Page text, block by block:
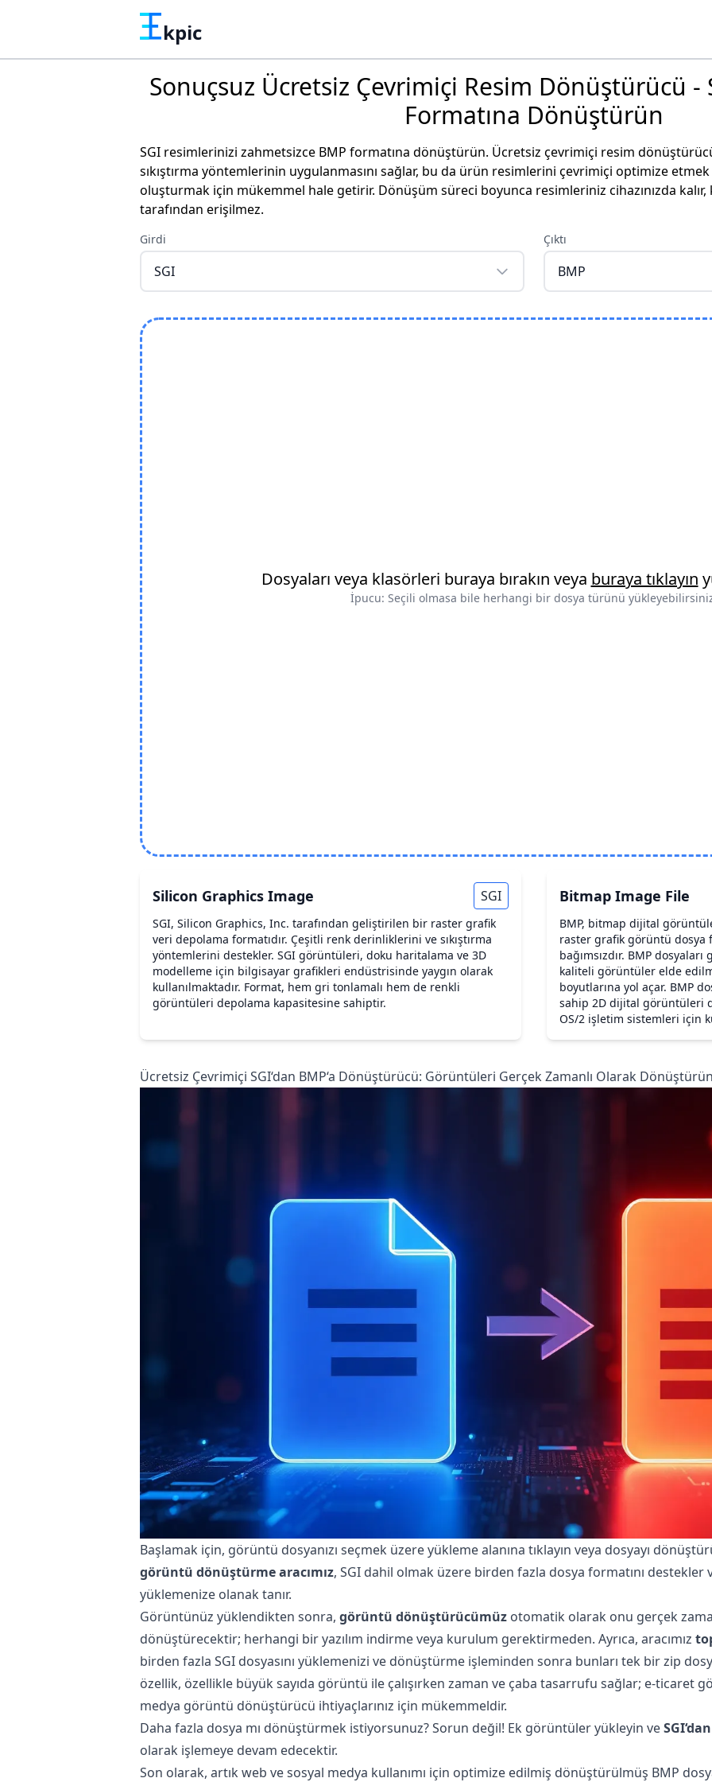
kpic
Sonuçsuz Ücretsiz Çevrimiçi Resim Dönüştürücü -
Formatına Dönüştürün
SGI resimlerinizi zahmetsizce BMP formatına dönüştürün. Ücretsiz çevrimiçi resim
sıkıştırma yöntemlerinin uygulanmasını sağlar, bu da ürün resimlerini çevrimiçi optimize
oluşturmak için mükemmel hale getirir. Dönüşüm süreci boyunca resimleriniz cihazınızda
tarafından erişilmez.
Girdi
SGI
Çıktı
BMP
Dosyaları veya klasörleri buraya bırakın veya buraya tıklayın
İpucu: Seçili olmasa bile herhangi bir dosya türünü
Silicon Graphics Image SGI
SGI, Silicon Graphics, Inc. tarafından geliştirilen bir raster grafik
veri depolama formatıdır. Çeşitli renk derinliklerini ve sıkıştırma
yöntemlerini destekler. SGI görüntüleri, doku haritalama ve 3D
modelleme için bilgisayar grafikleri endüstrisinde yaygın olarak
kullanılmaktadır. Format, hem gri tonlamalı hem de renkli
görüntüleri depolama kapasitesine sahiptir.
Bitmap Image File
BMP, bitmap dijital
raster grafik görüntü dosya
bağımsızdır. BMP
kaliteli görüntüler elde
boyutlarına yol açar. BMP
sahip 2D dijital görüntüleri
OS/2 işletim sistemleri için
Ücretsiz Çevrimiçi SGI‘dan BMP‘a Dönüştürücü: Görüntüleri Gerçek Zamanlı Olarak
Başlamak için, görüntü dosyanızı seçmek üzere yükleme alanına tıklayın veya dosyayı
görüntü dönüştürme aracımız, SGI dahil olmak üzere birden fazla dosya formatını
yüklemenize olanak tanır.
Görüntünüz yüklendikten sonra, görüntü dönüştürücümüz otomatik olarak onu gerçek
dönüştürecektir; herhangi bir yazılım indirme veya kurulum gerektirmeden. Ayrıca, aracımız
birden fazla SGI dosyasını yüklemenizi ve dönüştürme işleminden sonra bunları tek bir zip
özellik, özellikle büyük sayıda görüntü ile çalışırken zaman ve çaba tasarrufu sağlar; e-ticaret
medya görüntü dönüştürücü ihtiyaçlarınız için mükemmeldir.
Daha fazla dosya mı dönüştürmek istiyorsunuz? Sorun değil! Ek görüntüler yükleyin ve
olarak işlemeye devam edecektir.
Son olarak, artık web ve sosyal medya kullanımı için optimize edilmiş dönüştürülmüş BMP